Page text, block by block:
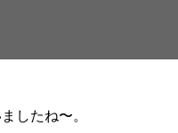
したね〜。